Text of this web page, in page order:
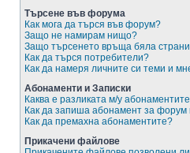
Търсене във форума
Как мога да търся във форум?
Защо не намирам нищо?
Защо търсенето връща бяла
Как да търся потребители?
Как да намеря личните си теми и
Абонаменти и Записки
Каква е разликата м/у
Как да запиша абонамент за форум
Как да премахна абонаментите?
Прикачени файлове